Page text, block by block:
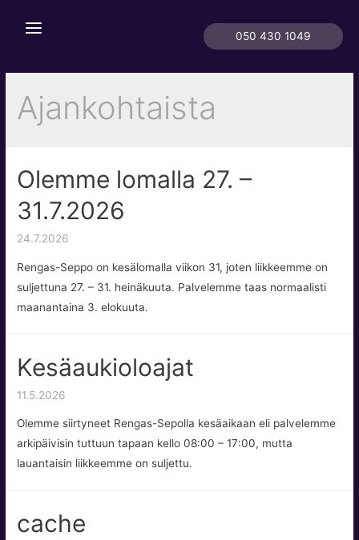
050 430 1049
Ajankohtaista
Olemme lomalla 27. –
31.7.2026
24.7.2026
Rengas-Seppo on kesälomalla viikon 31, joten liikkeemme on
suljettuna 27. – 31. heinäkuuta. Palvelemme taas normaalisti
maanantaina 3. elokuuta.
Kesäaukioloajat
11.5.2026
Olemme siirtyneet Rengas-Sepolla kesäaikaan eli palvelemme
arkipäivisin tuttuun tapaan kello 08:00 – 17:00, mutta
lauantaisin liikkeemme on suljettu.
cache